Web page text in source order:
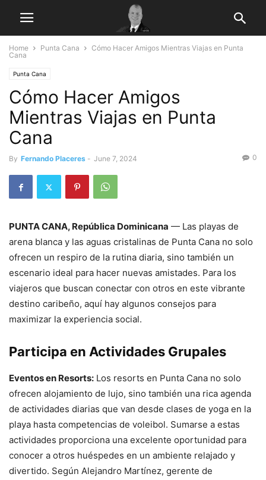
Home Punta Cana
Cómo Hacer Amigos Mientras Viajas en Punta
Cana
Punta Cana
Cómo Hacer Amigos
Mientras Viajas en Punta
Cana
By Fernando Placeres - June 7, 2024 0
PUNTA CANA, República Dominicana — Las playas de
arena blanca y las aguas cristalinas de Punta Cana no solo
ofrecen un respiro de la rutina diaria, sino también un
escenario ideal para hacer nuevas amistades. Para los
viajeros que buscan conectar con otros en este vibrante
destino caribeño, aquí hay algunos consejos para
maximizar la experiencia social.
Participa en Actividades Grupales
Eventos en Resorts: Los resorts en Punta Cana no solo
ofrecen alojamiento de lujo, sino también una rica agenda
de actividades diarias que van desde clases de yoga en la
playa hasta competencias de voleibol. Sumarse a estas
actividades proporciona una excelente oportunidad para
conocer a otros huéspedes en un ambiente relajado y
divertido. Según Alejandro Martínez, gerente de